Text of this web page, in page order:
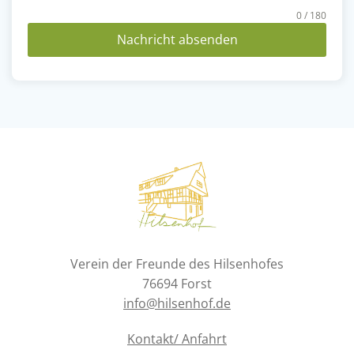
0 / 180
Nachricht absenden
Verein der Freunde des Hilsenhofes
76694 Forst
info@hilsenhof.de
Kontakt/ Anfahrt